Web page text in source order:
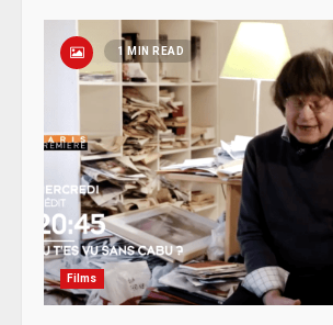
1 MIN READ
Films